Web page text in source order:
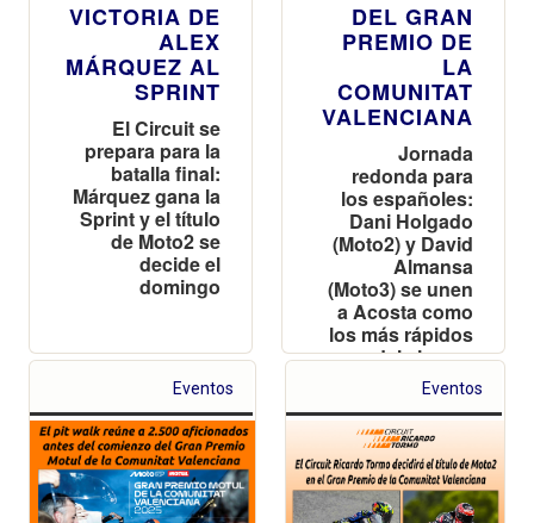
VICTORIA DE
ALEX
MÁRQUEZ AL
SPRINT
El Circuit se
prepara para la
batalla final:
Márquez gana la
Sprint y el título
de Moto2 se
decide el
domingo
DEL GRAN
PREMIO DE
LA
COMUNITAT
VALENCIANA
Jornada
redonda para
los españoles:
Dani Holgado
(Moto2) y David
Almansa
(Moto3) se unen
a Acosta como
los más rápidos
del viernes
Eventos Eventos